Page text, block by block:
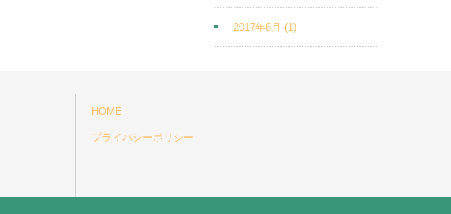
2017年6月(1)
HOME
プライバシーポリシー